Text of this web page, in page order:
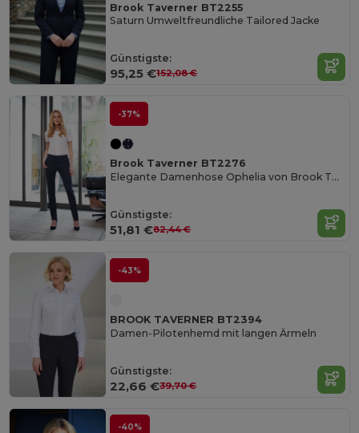
Brook Taverner BT2255
Saturn Umweltfreundliche Tailored Jacke
Günstigste:
95,25 €152,08 €
-37%
Brook Taverner BT2276
Elegante Damenhose Ophelia von Brook Taverner
Günstigste:
51,81 €82,44 €
-43%
BROOK TAVERNER BT2394
Damen-Pilotenhemd mit langen Ärmeln
Günstigste:
22,66 €39,70 €
-40%